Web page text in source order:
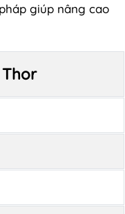
giúp nâng cao